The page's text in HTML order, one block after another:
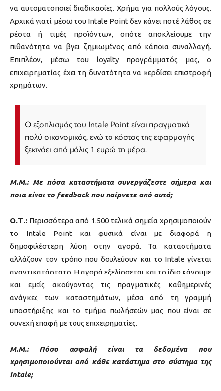
να αυτοματοποιεί διαδικασίες. Χρήμα για πολλούς λόγους.
Αρχικά γιατί μέσω του Intale Point δεν κάνει ποτέ λάθος σε
ρέστα ή τιμές προϊόντων, οπότε αποκλείουμε την
πιθανότητα να βγει ζημιωμένος από κάποια συναλλαγή.
Επιπλέον, μέσω του loyalty προγράμματός μας, ο
επιχειρηματίας έχει τη δυνατότητα να κερδίσει επιστροφή
χρημάτων.
Ο εξοπλισμός του Intale Point είναι πραγματικά
πολύ οικονομικός, ενώ το κόστος της εφαρμογής
ξεκινάει από μόλις 1 ευρώ τη μέρα.
Μ.Μ.: Με πόσα καταστήματα συνεργάζεστε σήμερα και
ποια είναι το feedback που παίρνετε από αυτά;
Ο.Τ.: Περισσότερα από 1.500 τελικά σημεία χρησιμοποιούν
το Intale Point και φυσικά είναι με διαφορά η
δημοφιλέστερη λύση στην αγορά. Τα καταστήματα
αλλάζουν τον τρόπο που δουλεύουν και το Intale γίνεται
αναντικατάστατο. Η αγορά εξελίσσεται και το ίδιο κάνουμε
και εμείς ακούγοντας τις πραγματικές καθημερινές
ανάγκες των καταστημάτων, μέσα από τη γραμμή
υποστήριξης και το τμήμα πωλήσεών μας που είναι σε
συνεχή επαφή με τους επιχειρηματίες.
Μ.Μ.: Πόσο ασφαλή είναι τα δεδομένα που
χρησιμοποιούνται από κάθε κατάστημα στο σύστημα της
Intale;